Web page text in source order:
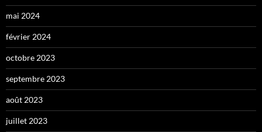
mai 2024
février 2024
octobre 2023
septembre 2023
août 2023
juillet 2023